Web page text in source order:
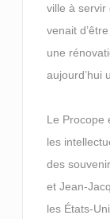
ville à servir
venait
une
aujourd’hui
Le Procope
les
des
et Jean-
les États-